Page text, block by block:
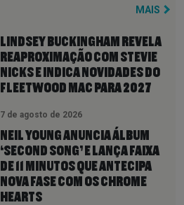
MAIS
LINDSEY BUCKINGHAM REVELA
REAPROXIMAÇÃO COM STEVIE
NICKS E INDICA NOVIDADES DO
FLEETWOOD MAC PARA 2027
7 de agosto de 2026
NEIL YOUNG ANUNCIA ÁLBUM
‘SECOND SONG’ E LANÇA FAIXA
DE 11 MINUTOS QUE ANTECIPA
NOVA FASE COM OS CHROME
HEARTS